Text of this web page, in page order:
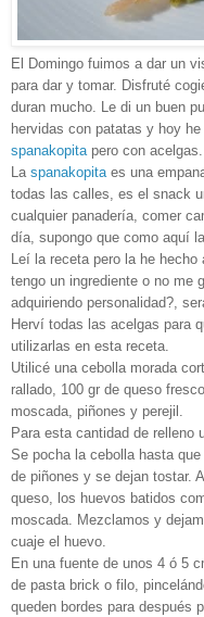
El Domingo fuimos a dar un
para dar y tomar. Disfruté
duran mucho. Le di un buen
hervidas con patatas y hoy
spanakopitapero con acelgas.
La spanakopitaes una
todas las calles, es el snack
cualquier panadería, comer
día, supongo que como aquí
Leí la receta pero la he
tengo un ingrediente o no me
adquiriendo personalidad?,
Herví todas las acelgas para
utilizarlas en esta receta.
Utilicé una cebolla morada
rallado, 100 gr de queso
moscada, piñones y perejil.
Para esta cantidad de relleno
Se pocha la cebolla hasta
de piñones y se dejan tostar.
queso, los huevos batidos
moscada. Mezclamos y
cuaje el huevo.
En una fuente de unos 4 ó 5
de pasta brick o filo,
queden bordes para después